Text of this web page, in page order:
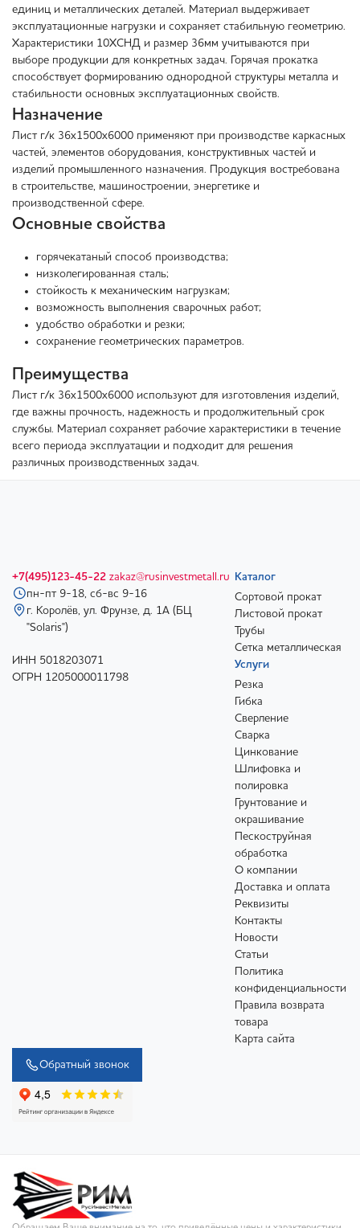
единиц и металлических деталей. Материал выдерживает
эксплуатационные нагрузки и сохраняет стабильную геометрию.
Характеристики 10ХСНД и размер 36мм учитываются при
выборе продукции для конкретных задач. Горячая прокатка
способствует формированию однородной структуры металла и
стабильности основных эксплуатационных свойств.
Назначение
Лист г/к 36х1500х6000 применяют при производстве каркасных
частей, элементов оборудования, конструктивных частей и
изделий промышленного назначения. Продукция востребована
в строительстве, машиностроении, энергетике и
производственной сфере.
Основные свойства
горячекатаный способ производства;
низколегированная сталь;
стойкость к механическим нагрузкам;
возможность выполнения сварочных работ;
удобство обработки и резки;
сохранение геометрических параметров.
Преимущества
Лист г/к 36х1500х6000 используют для изготовления изделий,
где важны прочность, надежность и продолжительный срок
службы. Материал сохраняет рабочие характеристики в течение
всего периода эксплуатации и подходит для решения
различных производственных задач.
+7(495)123-45-22 zakaz@rusinvestmetall.ru
пн-пт 9-18, сб-вс 9-16
г. Королёв, ул. Фрунзе, д. 1А (БЦ
"Solaris")
ИНН 5018203071
ОГРН 1205000011798
Каталог
Сортовой прокат
Листовой прокат
Трубы
Сетка металлическая
Услуги
Резка
Гибка
Сверление
Сварка
Цинкование
Шлифовка и
полировка
Грунтование и
окрашивание
Пескоструйная
обработка
О компании
Доставка и оплата
Реквизиты
Контакты
Новости
Статьи
Политика
конфиденциальности
Правила возврата
товара
Карта сайта
Обратный звонок